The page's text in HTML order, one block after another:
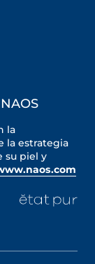
NAOS
la
la estrategia
su piel y